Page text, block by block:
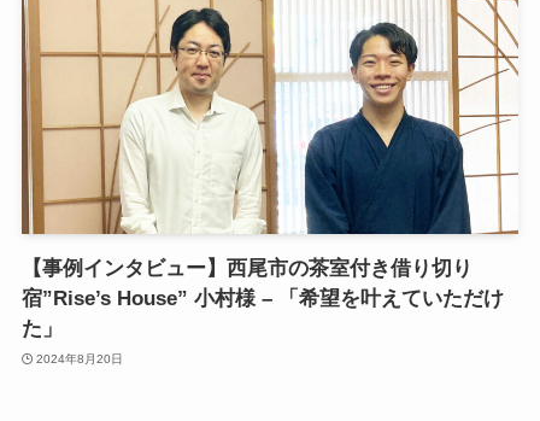
【事例インタビュー】西尾市の茶室付き借り切り
宿”Rise’s House” 小村様 – 「希望を叶えていただけ
た」
2024年8月20日